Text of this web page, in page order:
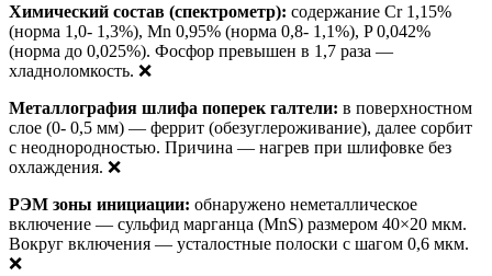
Химический состав (спектрометр): содержание Cr 1,15%
(норма 1,0- 1,3%), Mn 0,95% (норма 0,8- 1,1%), P 0,042%
(норма до 0,025%). Фосфор превышен в 1,7 раза —
хладноломкость. ❌
Металлография шлифа поперек галтели: в поверхностном
слое (0- 0,5 мм) — феррит (обезуглероживание), далее сорбит
с неоднородностью. Причина — нагрев при шлифовке без
охлаждения. ❌
РЭМ зоны инициации: обнаружено неметаллическое
включение — сульфид марганца (MnS) размером 40×20 мкм.
Вокруг включения — усталостные полоски с шагом 0,6 мкм.
❌